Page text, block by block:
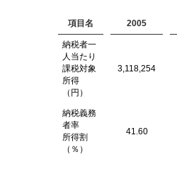
項目名 2005
納税者一
人当たり
課税対象
所得
（円）
3,118,254
納税義務
者率
所得割
（％）
41.60